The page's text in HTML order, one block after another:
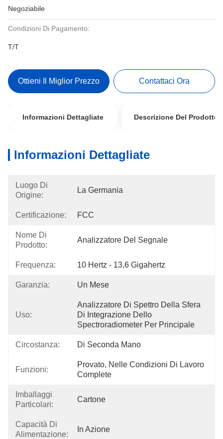
Negoziabile
Condizioni Di Pagamento:
T/T
Ottieni Il Miglior Prezzo Contattaci Ora
Informazioni Dettagliate Descrizione Del Prodotto
Informazioni Dettagliate
Luogo Di
Origine:
La Germania
Certificazione: FCC
Nome Di
Prodotto:
Analizzatore Del Segnale
Frequenza: 10 Hertz - 13,6 Gigahertz
Garanzia: Un Mese
Uso:
Analizzatore Di Spettro Della Sfera
Di Integrazione Dello
Spectroradiometer Per Principale
Circostanza: Di Seconda Mano
Funzioni:
Provato, Nelle Condizioni Di Lavoro
Complete
Imballaggi
Particolari:
Cartone
Capacità Di
Alimentazione:
In Azione